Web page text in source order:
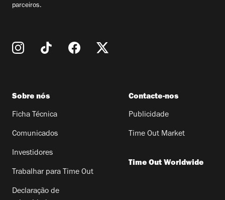
parceiros.
Sobre nós
Ficha Técnica
Comunicados
Investidores
Trabalhar para Time Out
Declaração de
Contacte-nos
Publicidade
Time Out Market
Time Out Worldwide